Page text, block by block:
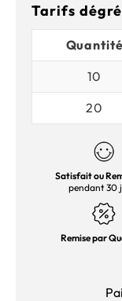
Tarifs
Quantité
10
20
Satisfait ou
pendant 30
Remise par